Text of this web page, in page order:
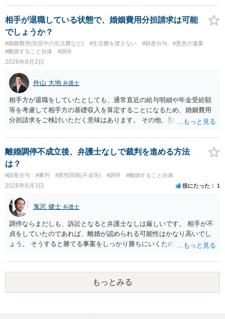
情によって対応が違いますので、法テラスへお尋ねいただいた方が確
実です。
相手が退職している状態で、婚姻費用分担請求は可能
でしょうか？
#婚姻費用(別居中の生活費など) #生活費を渡さない #財産分与
#悪意の遺棄
#離婚すること自体
#調停
2026年8月2日
外山 大地 弁護士
相手方が退職をしていたとしても、通常直近の給与明細や年金受給額
等を考慮して相手方の基礎収入を算定することになるため、婚姻費用
分担請求をご検討いただく意味はあります。 その他、別居の経緯、質
て、ご検討いただくのが良いかと思います。
離婚調停不成立後、弁護士なしで裁判を進める方法
は？
#財産分与 #審判 #異性関係(不貞等) #調停 #離婚すること自体
2026年8月3日 役にたった 1
鬼沢 健士 弁護士
調停ならまだしも、訴訟となると弁護士なしは厳しいです。 相手が不
貞をしていたのであれば、離婚が認められる可能性はかなり高いでし
ょう。 そうすると勝てる事案をしっかり勝ちにいくためにも弁護士委
もっとみる